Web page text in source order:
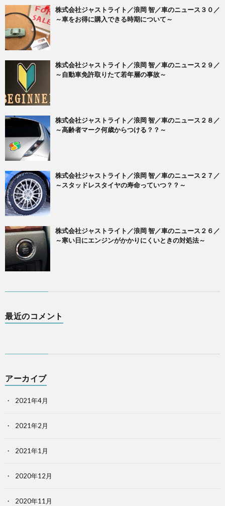
株式会社ジャストライト／浪岡 智／車のニュース３０／
～車をお得に購入できる時期について～
株式会社ジャストライト／浪岡 智／車のニュース２９／
～自動車免許取りたて若年層の事故～
株式会社ジャストライト／浪岡 智／車のニュース２８／
～高齢者マーク何歳からつける？？～
株式会社ジャストライト／浪岡 智／車のニュース２７／
～スタッドレスタイヤの寿命っていつ？？～
株式会社ジャストライト／浪岡 智／車のニュース２６／
～寒い日にエンジンがかかりにくいときの対処法～
最近のコメント
アーカイブ
2021年4月
2021年2月
2021年1月
2020年12月
2020年11月